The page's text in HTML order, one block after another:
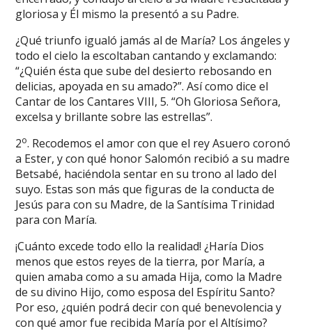
gloriosa y Él mismo la presentó a su Padre.
¿Qué triunfo igualó jamás al de María? Los ángeles y
todo el cielo la escoltaban cantando y exclamando:
“¿Quién ésta que sube del desierto rebosando en
delicias, apoyada en su amado?”. Así como dice el
Cantar de los Cantares VIII, 5. “Oh Gloriosa Señora,
excelsa y brillante sobre las estrellas”.
2o. Recodemos el amor con que el rey Asuero coronó
a Ester, y con qué honor Salomón recibió a su madre
Betsabé, haciéndola sentar en su trono al lado del
suyo. Estas son más que figuras de la conducta de
Jesús para con su Madre, de la Santísima Trinidad
para con María.
¡Cuánto excede todo ello la realidad! ¿Haría Dios
menos que estos reyes de la tierra, por María, a
quien amaba como a su amada Hija, como la Madre
de su divino Hijo, como esposa del Espíritu Santo?
Por eso, ¿quién podrá decir con qué benevolencia y
con qué amor fue recibida María por el Altísimo?